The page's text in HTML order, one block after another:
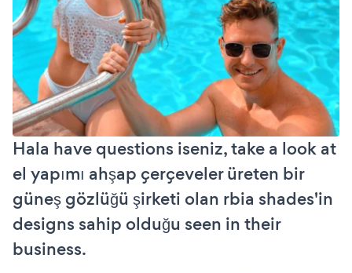
Hala have questions iseniz, take a look at
el yapımı ahşap çerçeveler üreten bir
güneş gözlüğü şirketi olan rbia shades'in
designs sahip olduğu seen in their
business.